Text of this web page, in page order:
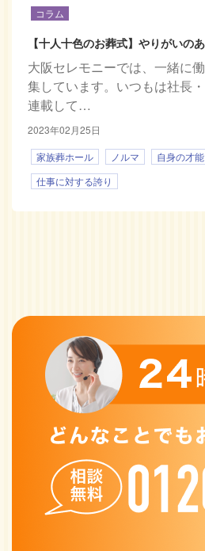
コラム
【十人十色のお葬式】やりがいの
大阪セレモニーでは、一緒に
集しています。いつもは社長
連載して…
2023年02月25日
家族葬ホール
ノルマ 自身の才能
仕事に対する誇り